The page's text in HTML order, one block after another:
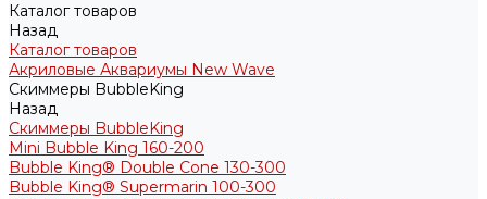
Каталог товаров
Назад
Каталог товаров
Акриловые Аквариумы New Wave
Скиммеры BubbleKing
Назад
Скиммеры BubbleKing
Mini Bubble King 160-200
Bubble King® Double Cone 130-300
Bubble King® Supermarin 100-300